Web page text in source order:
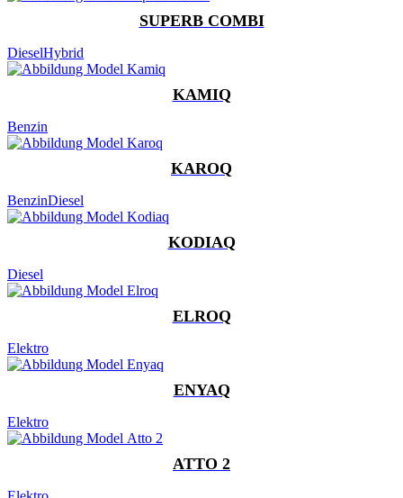
SUPERB COMBI
DieselHybrid
KAMIQ
Benzin
KAROQ
BenzinDiesel
KODIAQ
Diesel
ELROQ
Elektro
ENYAQ
Elektro
ATTO 2